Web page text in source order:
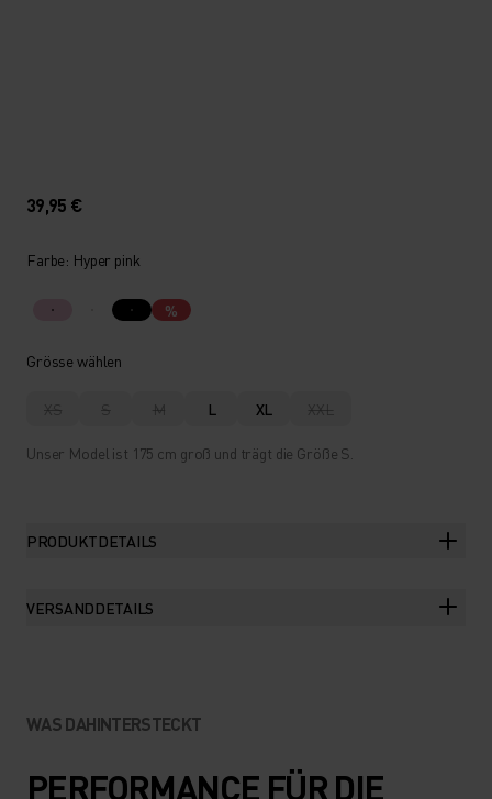
39,95 €
Farbe: Hyper pink
%
Grösse wählen
XS S M L XL XXL
Unser Model ist 175 cm groß und trägt die Größe S.
PRODUKTDETAILS
VERSANDDETAILS
WAS DAHINTERSTECKT
PERFORMANCE FÜR DIE